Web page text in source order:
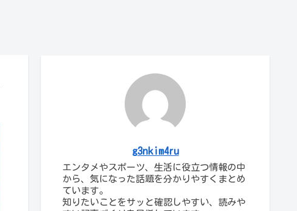
g3nkim4ru
エンタメやスポーツ、生活に役立つ情報の中
から、気になった話題を分かりやすくまとめ
ています。
知りたいことをサッと確認しやすい、読みや